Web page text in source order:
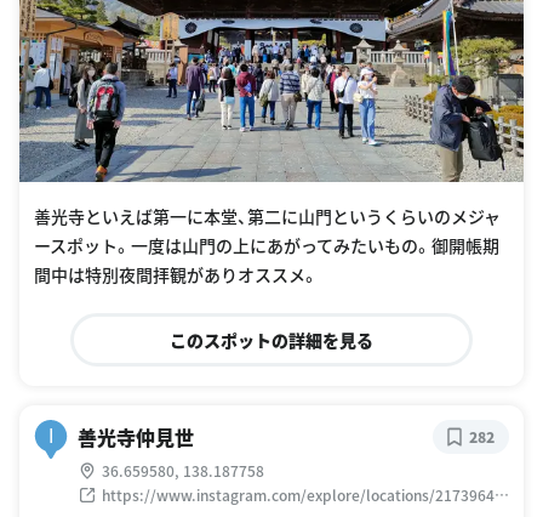
善光寺といえば第一に本堂、第二に山門というくらいのメジャ
ースポット。一度は山門の上にあがってみたいもの。御開帳期
間中は特別夜間拝観がありオススメ。
このスポットの詳細を見る
I 善光寺仲見世
36.659580, 138.187758
https://www.instagram.com/explore/locations/21739647
282